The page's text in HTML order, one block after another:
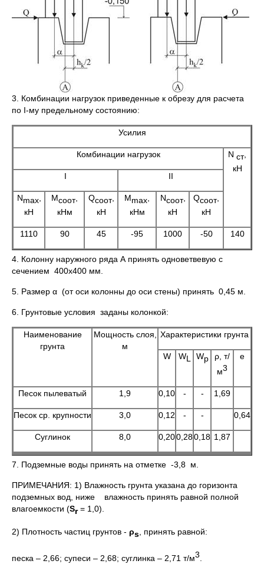
3. Комбинации нагрузок приведенные к обрезу для расчета
по I-му предельному состоянию:
Усилия
Комбинации нагрузок N ст,
кН
I
II
Nmax,
кН
Мсоот,
кНм
Qсоот,
кН
Мmax,
кНм
Nсоот,
кН
Qсоот,
кН
1110 90 45 -95 1000 -50 140
4. Колонну наружного ряда А принять одноветвевую с
сечением 400х400 мм.
5. Размер α (от оси колонны до оси стены) принять 0,45 м.
6. Грунтовые условия заданы колонкой:
Наименование
грунта
Мощность слоя,
м
Характеристики грунта
W WL Wp
ρ, т/
м3
е
Песок пылеватый 1,9 0,10 - - 1,69
Песок ср. крупности 3,0 0,12 - - 0,64
Суглинок 8,0 0,200,280,18 1,87
7. Подземные воды принять на отметке -3,8 м.
ПРИМЕЧАНИЯ: 1) Влажность грунта указана до горизонта
подземных вод, ниже влажность принять равной полной
влагоемкости (Sr= 1,0).
2) Плотность частиц грунтов - ρs , принять равной:
песка – 2,66; супеси – 2,68; суглинка – 2,71 т/м3